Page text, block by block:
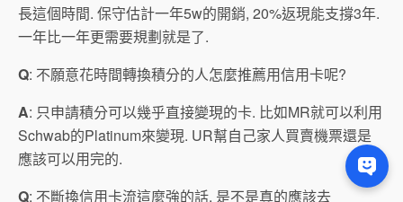
長這個時間. 保守估計一年5w的開銷, 20%返現能支撐3年.
一年比一年更需要規劃就是了.
Q: 不願意花時間轉換積分的人怎麼推薦用信用卡呢?
A: 只申請積分可以幾乎直接變現的卡. 比如MR就可以利用
Schwab的Platinum來變現. UR幫自己家人買賣機票還是
應該可以用完的.
Q: 不斷換信用卡流這麼強的話, 是不是真的應該去